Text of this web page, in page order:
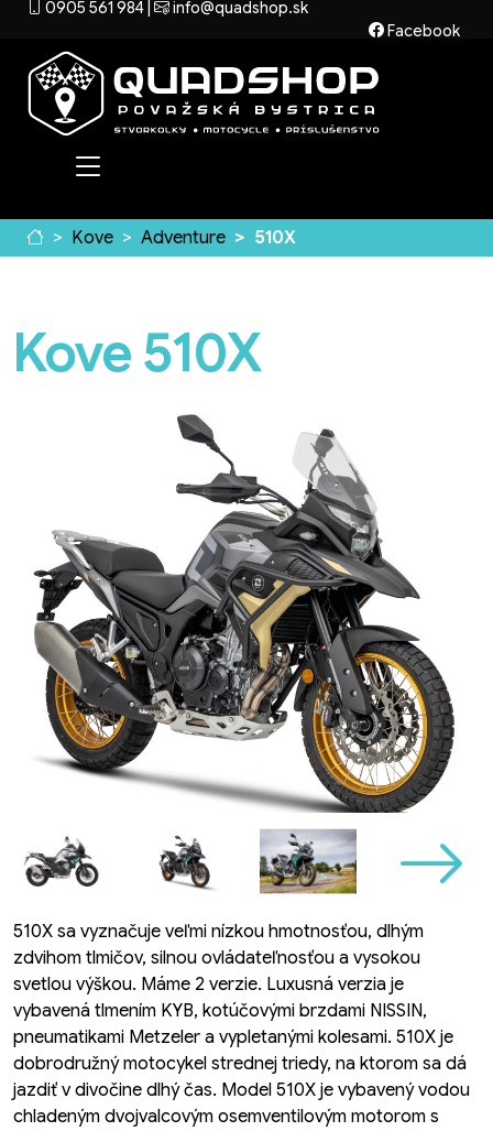
0905 561 984
info@quadshop.sk
Facebook
Kove Adventure 510X
Kove 510X
510X sa vyznačuje veľmi nízkou hmotnosťou, dlhým
zdvihom tlmičov, silnou ovládateľnosťou a vysokou
svetlou výškou. Máme 2 verzie. Luxusná verzia je
vybavená tlmením KYB, kotúčovými brzdami NISSIN,
pneumatikami Metzeler a vypletanými kolesami. 510X je
dobrodružný motocykel strednej triedy, na ktorom sa dá
jazdiť v divočine dlhý čas. Model 510X je vybavený vodou
chladeným dvojvalcovým osemventilovým motorom s